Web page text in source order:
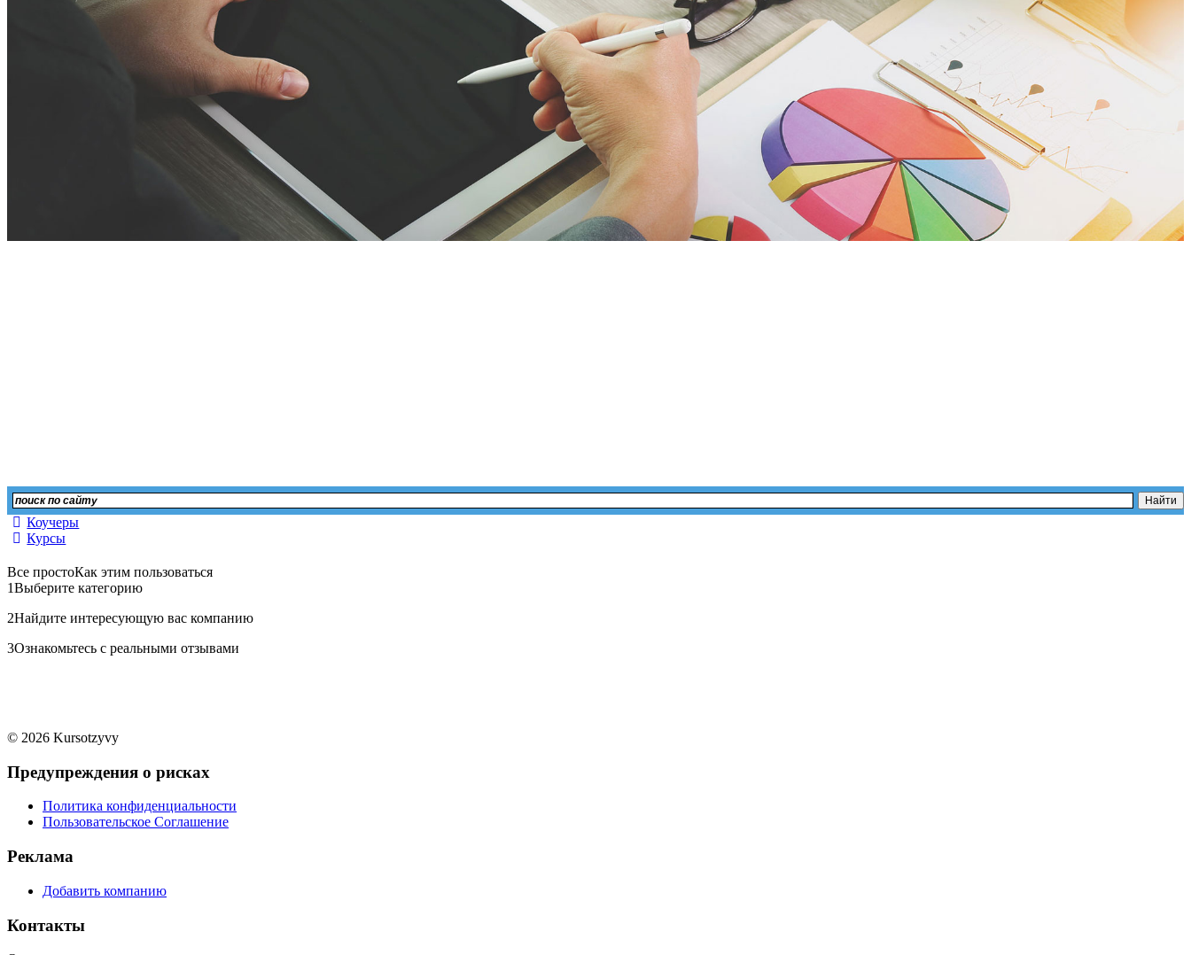
Коучеры
Курсы
Все простоКак этим пользоваться
1Выберите категорию
2Найдите интересующую вас компанию
3Ознакомьтесь с реальными отзывами
© 2026 Kursotzyvy
Предупреждения о рисках
Политика конфиденциальности
Пользовательское Соглашение
Реклама
Добавить компанию
Контакты